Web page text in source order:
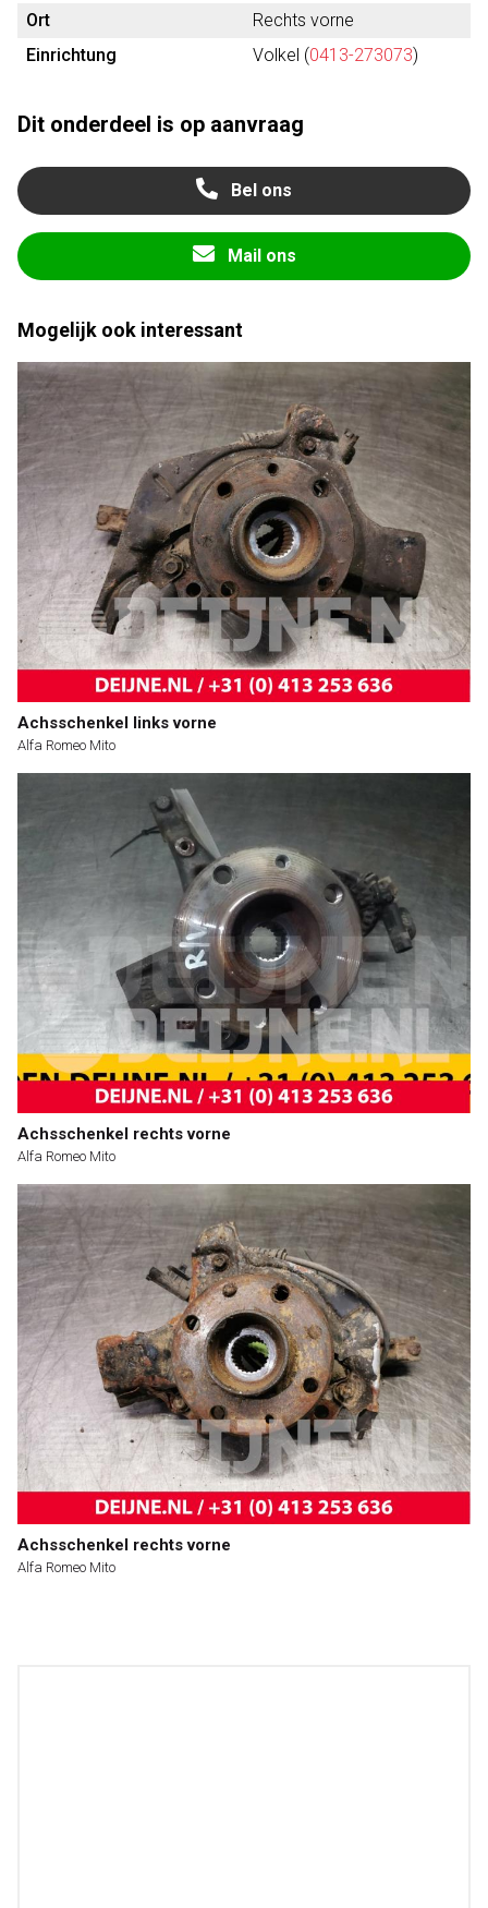
Ort
Rechts vorne
Einrichtung
Volkel (0413-273073)
Dit onderdeel is op aanvraag
Bel ons
Mail ons
Mogelijk ook interessant
Achsschenkel links vorne
Alfa Romeo Mito
Achsschenkel rechts vorne
Alfa Romeo Mito
Achsschenkel rechts vorne
Alfa Romeo Mito